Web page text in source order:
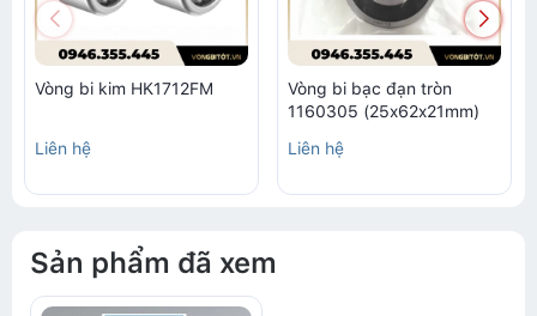
Vòng bi kim HK1712FM
Liên hệ
Vòng bi bạc đạn tròn
1160305 (25x62x21mm)
Liên hệ
Sản phẩm đã xem